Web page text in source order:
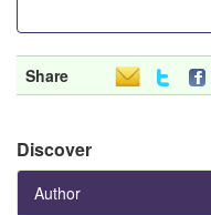
Share
Discover
Author